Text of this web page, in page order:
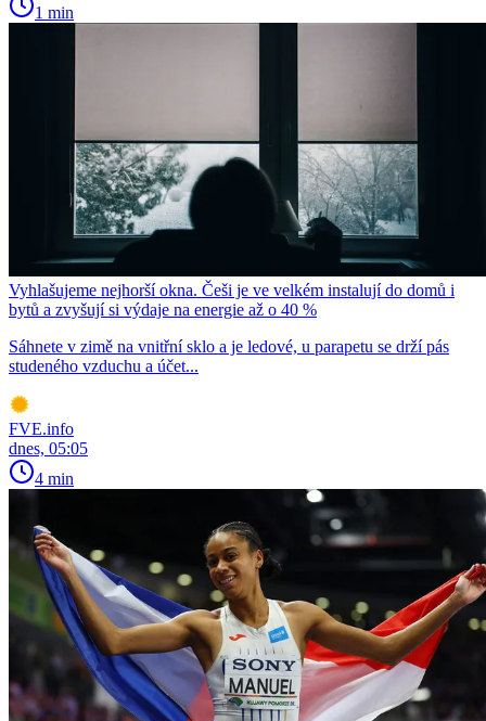
1 min
Vyhlašujeme nejhorší okna. Češi je ve velkém instalují do domů i
bytů a zvyšují si výdaje na energie až o 40 %
Sáhnete v zimě na vnitřní sklo a je ledové, u parapetu se drží pás
studeného vzduchu a účet...
FVE.info
dnes, 05:05
4 min